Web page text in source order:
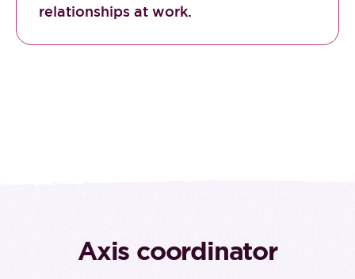
relationships at work.
Axis coordinator